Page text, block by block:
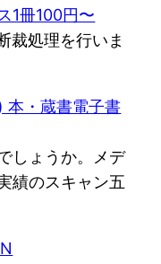
1冊100円〜
裁処理を行いま
本・蔵書電子書
しょうか。メデ
績のスキャン五